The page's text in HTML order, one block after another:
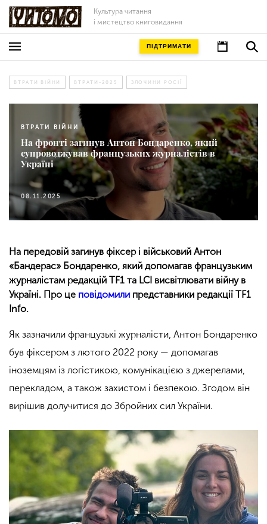
Культура читання
і мистецтво книговидання
ПІДТРИМАТИ
ВТРАТИ ВІЙНИ ВТРАТИ-2025 ЗЛОЧИНИ РОСІЇ
ВТРАТИ ВІЙНИ
На фронті загинув Антон Бондаренко, який
супроводжував французьких журналістів в
Україні
08.11.2025
На передовій загинув фіксер і військовий Антон
«Бандерас» Бондаренко, який допомагав французьким
журналістам редакцій TF1 та LCI висвітлювати війну в
Україні. Про це повідомили представники редакції TF1
Info.
Як зазначили французькі журналісти, Антон Бондаренко
був фіксером з лютого 2022 року — допомагав
іноземцям із логістикою, комунікацією з джерелами,
перекладом, а також захистом і безпекою. Згодом він
вирішив долучитися до Збройних сил України.